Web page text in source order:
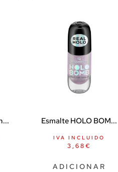
Esmalte HOLO BOM...
3,68€
IVA INCLUIDO
ADICIONAR